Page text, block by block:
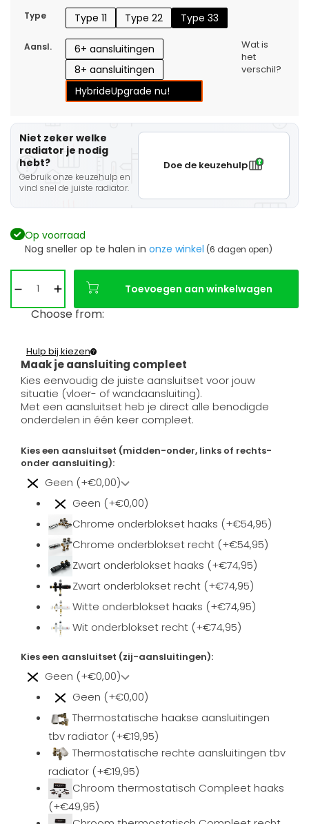
Type Type 11 Type 22 Type 33
Aansl.
6+ aansluitingen
8+ aansluitingen
HybrideUpgrade nu!
Wat is
het
verschil?
Niet zeker welke
radiator je nodig
hebt?
Gebruik onze keuzehulp en
vind snel de juiste radiator.
Doe de keuzehulp
Op voorraad
Nog sneller op te halen in onze winkel (6 dagen open)
Toevoegen aan winkelwagen
Choose from:
Maak je aansluiting compleet
Hulp bij kiezen
Kies eenvoudig de juiste aansluitset voor jouw
situatie (vloer- of wandaansluiting).
Met een aansluitset heb je direct alle benodigde
onderdelen in één keer compleet.
Kies een aansluitset (midden-onder, links of rechts-
onder aansluiting):
Geen (+€0,00)
Geen (+€0,00)
Chrome onderblokset haaks (+€54,95)
Chrome onderblokset recht (+€54,95)
Zwart onderblokset haaks (+€74,95)
Zwart onderblokset recht (+€74,95)
Witte onderblokset haaks (+€74,95)
Wit onderblokset recht (+€74,95)
Kies een aansluitset (zij-aansluitingen):
Geen (+€0,00)
Geen (+€0,00)
Thermostatische haakse aansluitingen
tbv radiator (+€19,95)
Thermostatische rechte aansluitingen tbv
radiator (+€19,95)
Chroom thermostatisch Compleet haaks
(+€49,95)